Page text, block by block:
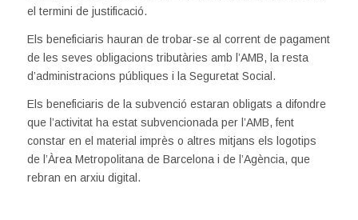
el termini de justificació.
Els beneficiaris hauran de trobar-se al corrent de pagament
de les seves obligacions tributàries amb l’AMB, la resta
d’administracions públiques i la Seguretat Social.
Els beneficiaris de la subvenció estaran obligats a difondre
que l’activitat ha estat subvencionada per l’AMB, fent
constar en el material imprès o altres mitjans els logotips
de l’Àrea Metropolitana de Barcelona i de l’Agència, que
rebran en arxiu digital.